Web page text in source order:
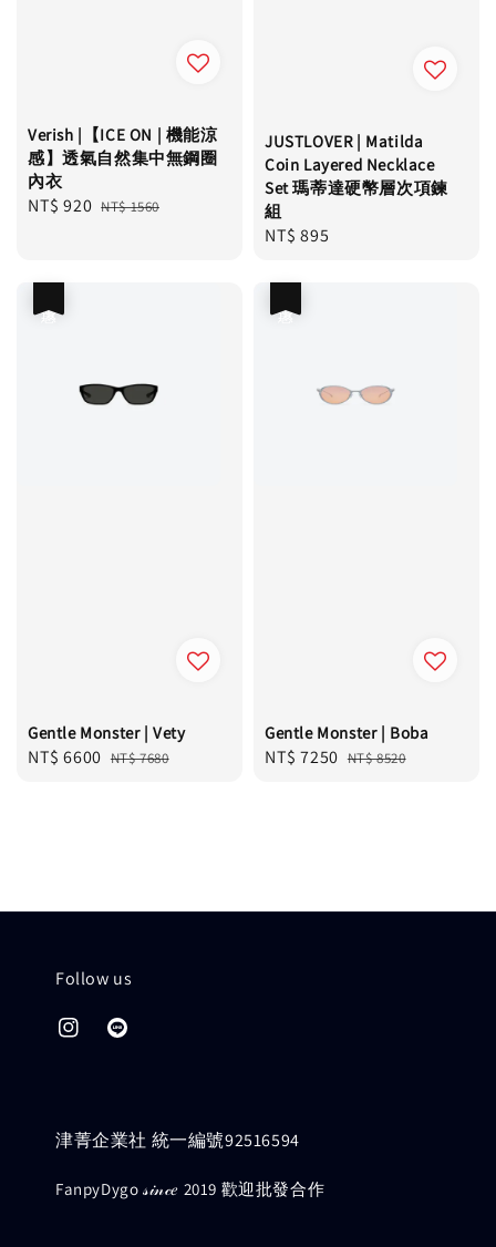
Verish |【ICE ON | 機能涼
感】透氣自然集中無鋼圈
內衣
Sale
NT$ 920 Regular
NT$ 1560
JUSTLOVER | Matilda
Coin Layered Necklace
Set 瑪蒂達硬幣層次項鍊
組
Regular
NT$ 895
Gentle Monster | Vety
Sale
NT$ 6600 Regular
NT$ 7680
Gentle Monster | Boba
Sale
NT$ 7250 Regular
NT$ 8520
Follow us
津菁企業社 統一編號92516594
FanpyDygo 𝓈𝒾𝓃𝒸𝑒 2019 歡迎批發合作